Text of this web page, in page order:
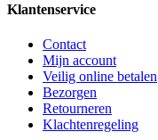
Klantenservice
Contact
Mijn account
Veilig online betalen
Bezorgen
Retourneren
Klachtenregeling